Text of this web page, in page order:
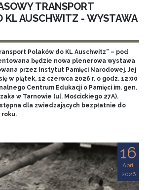
TRANSPORT
KL AUSCHWITZ - WYSTAWA
Polaków do KL Auschwitz” – pod
będzie nowa plenerowa wystawa
przez Instytut Pamięci Narodowej. Jej
w piątek, 12 czerwca 2026 r. o godz. 12:00
Centrum Edukacji o Pamięci im. gen.
w Tarnowie (ul. Mościckiego 27A).
dla zwiedzających bezpłatnie do
roku.
16
April
2026